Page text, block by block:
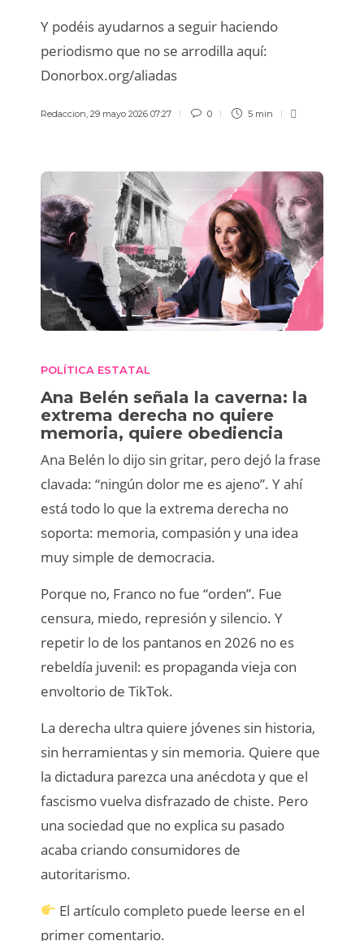
Y podéis ayudarnos a seguir haciendo
periodismo que no se arrodilla aquí:
Donorbox.org/aliadas
Redaccion 29 mayo 2026 07:27 0 5 min
POLÍTICA ESTATAL
Ana Belén señala la caverna: la
extrema derecha no quiere
memoria, quiere obediencia
Ana Belén lo dijo sin gritar, pero dejó la frase
clavada: “ningún dolor me es ajeno”. Y ahí
está todo lo que la extrema derecha no
soporta: memoria, compasión y una idea
muy simple de democracia.
Porque no, Franco no fue “orden”. Fue
censura, miedo, represión y silencio. Y
repetir lo de los pantanos en 2026 no es
rebeldía juvenil: es propaganda vieja con
envoltorio de TikTok.
La derecha ultra quiere jóvenes sin historia,
sin herramientas y sin memoria. Quiere que
la dictadura parezca una anécdota y que el
fascismo vuelva disfrazado de chiste. Pero
una sociedad que no explica su pasado
acaba criando consumidores de
autoritarismo.
El artículo completo puede leerse en el
primer comentario.